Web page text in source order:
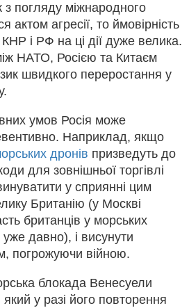
з погляду міжнародного
актом агресії, то ймовірність
КНР і РФ на ці дії дуже велика.
НАТО, Росією та Китаєм
швидкого переростання у
умов Росія може
Наприклад, якщо
дронів призведуть до
для зовнішньої торгівлі
у сприянні цим
Британію (у Москві
британців у морських
уже давно), і висунути
погрожуючи війною.
блокада Венесуели
у разі його повторення